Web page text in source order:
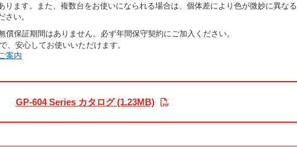
ります。また、複数台をお使いになられる場合は、個体差により色が微妙に異なる
い。
償保証期間はありません。必ず年間保守契約にご加入ください。
、安心してお使いいただけます。
案内
GP-604 Series カタログ (1.23MB)